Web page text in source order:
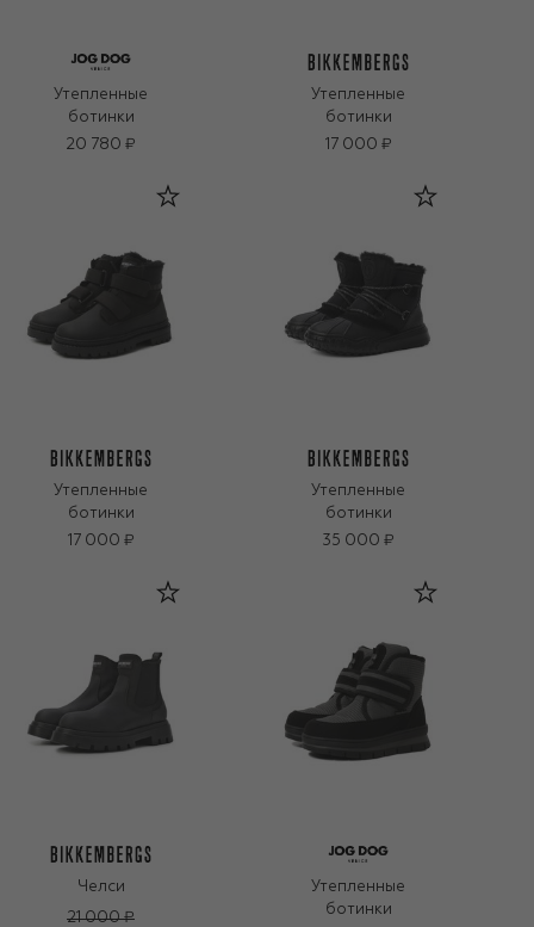
Утепленные
ботинки
20 780 ₽
Утепленные
ботинки
17 000 ₽
Утепленные
ботинки
17 000 ₽
Утепленные
ботинки
35 000 ₽
Челси
21 000 ₽
Утепленные
ботинки